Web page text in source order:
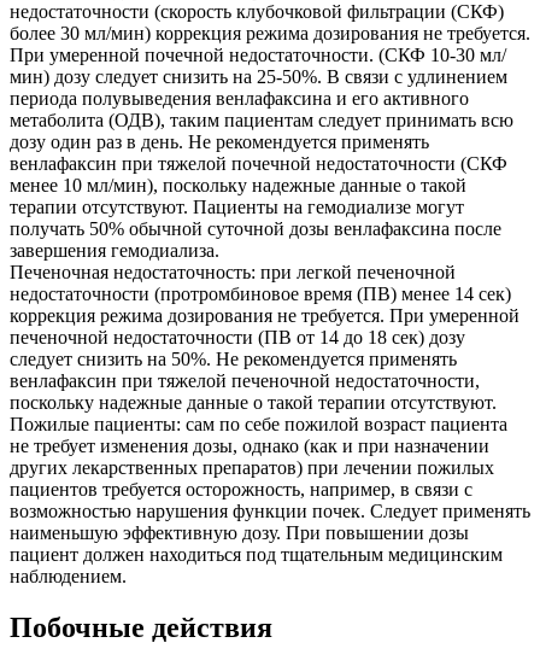
недостаточности (скорость клубочковой фильтрации (СКФ)
более 30 мл/мин) коррекция режима дозирования не требуется.
При умеренной почечной недостаточности. (СКФ 10-30 мл/
мин) дозу следует снизить на 25-50%. В связи с удлинением
периода полувыведения венлафаксина и его активного
метаболита (ОДВ), таким пациентам следует принимать всю
дозу один раз в день. Не рекомендуется применять
венлафаксин при тяжелой почечной недостаточности (СКФ
менее 10 мл/мин), поскольку надежные данные о такой
терапии отсутствуют. Пациенты на гемодиализе могут
получать 50% обычной суточной дозы венлафаксина после
завершения гемодиализа.
Печеночная недостаточность: при легкой печеночной
недостаточности (протромбиновое время (ПВ) менее 14 сек)
коррекция режима дозирования не требуется. При умеренной
печеночной недостаточности (ПВ от 14 до 18 сек) дозу
следует снизить на 50%. Не рекомендуется применять
венлафаксин при тяжелой печеночной недостаточности,
поскольку надежные данные о такой терапии отсутствуют.
Пожилые пациенты: сам по себе пожилой возраст пациента
не требует изменения дозы, однако (как и при назначении
других лекарственных препаратов) при лечении пожилых
пациентов требуется осторожность, например, в связи с
возможностью нарушения функции почек. Следует применять
наименьшую эффективную дозу. При повышении дозы
пациент должен находиться под тщательным медицинским
наблюдением.
Побочные действия